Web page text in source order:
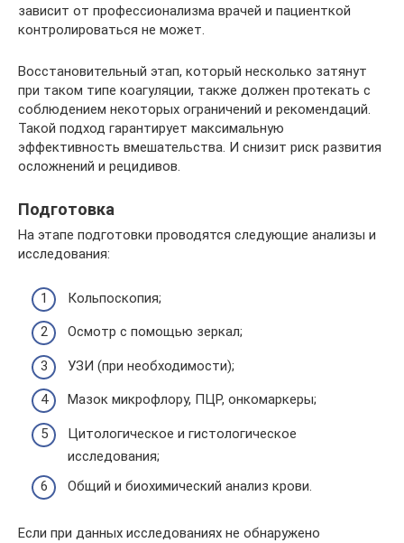
зависит от профессионализма врачей и пациенткой
контролироваться не может.
Восстановительный этап, который несколько затянут
при таком типе коагуляции, также должен протекать с
соблюдением некоторых ограничений и рекомендаций.
Такой подход гарантирует максимальную
эффективность вмешательства. И снизит риск развития
осложнений и рецидивов.
Подготовка
На этапе подготовки проводятся следующие анализы и
исследования:
Кольпоскопия;
Осмотр с помощью зеркал;
УЗИ (при необходимости);
Мазок микрофлору, ПЦР, онкомаркеры;
Цитологическое и гистологическое
исследования;
Общий и биохимический анализ крови.
Если при данных исследованиях не обнаружено